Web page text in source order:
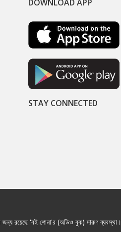
DOWNLOAD APP
STAY CONNECTED
রয়েছে 'বই শোনা'র (অডিও বুক) দারুণ ব্যবস্থা।